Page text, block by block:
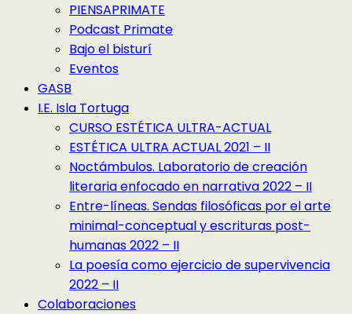
PIENSAPRIMATE
Podcast Primate
Bajo el bisturí
Eventos
GASB
I.E. Isla Tortuga
CURSO ESTÉTICA ULTRA-ACTUAL
ESTÉTICA ULTRA ACTUAL 2021 – II
Noctámbulos. Laboratorio de creación
literaria enfocado en narrativa 2022 – II
Entre-líneas. Sendas filosóficas por el arte
minimal-conceptual y escrituras post-
humanas 2022 – II
La poesía como ejercicio de supervivencia
2022 – II
Colaboraciones